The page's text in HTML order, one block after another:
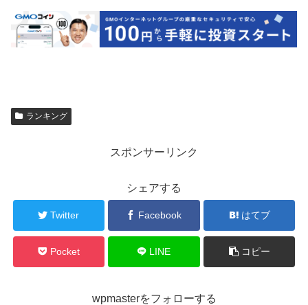
ランキング
スポンサーリンク
シェアする
Twitter Facebook はてブ
Pocket LINE コピー
wpmasterをフォローする